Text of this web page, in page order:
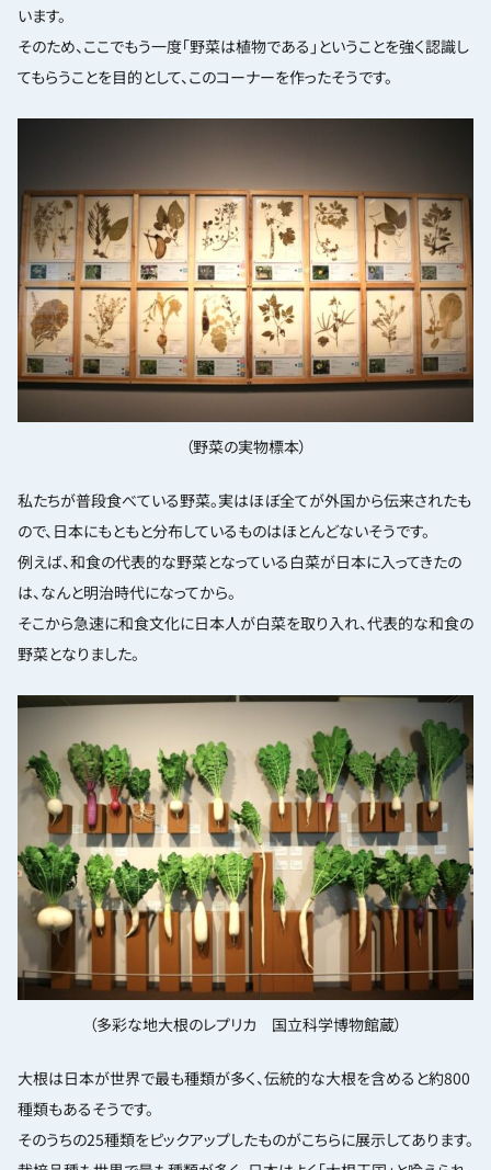
います。
そのため、ここでもう一度「野菜は植物である」ということを強く認識し
てもらうことを目的として、このコーナーを作ったそうです。
（野菜の実物標本）
私たちが普段食べている野菜。実はほぼ全てが外国から伝来されたも
ので、日本にもともと分布しているものはほとんどないそうです。
例えば、和食の代表的な野菜となっている白菜が日本に入ってきたの
は、なんと明治時代になってから。
そこから急速に和食文化に日本人が白菜を取り入れ、代表的な和食の
野菜となりました。
（多彩な地大根のレプリカ 国立科学博物館蔵）
大根は日本が世界で最も種類が多く、伝統的な大根を含めると約800
種類もあるそうです。
そのうちの25種類をピックアップしたものがこちらに展示してあります。